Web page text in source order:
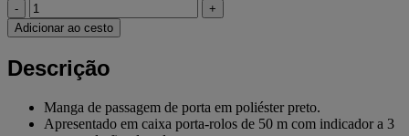
-
+
Adicionar ao cesto
Descrição
Manga de passagem de porta em poliéster preto.
Apresentado em caixa porta-rolos de 50 m com indicador a 3